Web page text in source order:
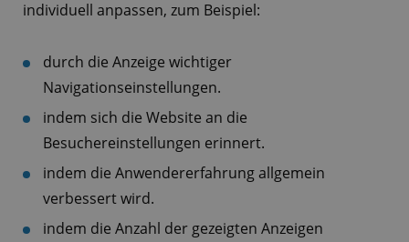
individuell anpassen, zum Beispiel:
durch die Anzeige wichtiger
Navigationseinstellungen.
indem sich die Website an die
Besuchereinstellungen erinnert.
indem die Anwendererfahrung allgemein
verbessert wird.
indem die Anzahl der gezeigten Anzeigen